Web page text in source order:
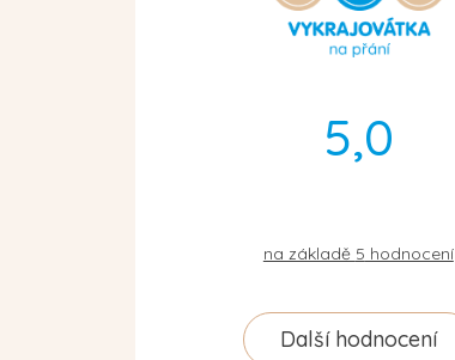
5,0
na základě 5 hodnocení
Další hodnocení